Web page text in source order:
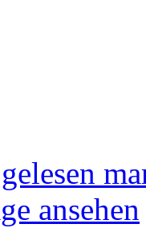
ansehen